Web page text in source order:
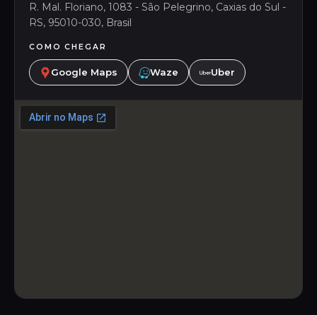
R. Mal. Floriano, 1083 - São Pelegrino, Caxias do Sul -
RS, 95010-030, Brasil
COMO CHEGAR
Google Maps Waze Uber